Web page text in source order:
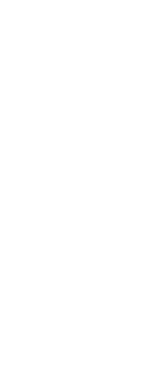
休息の日」にい
張っているあな
で、溜まった疲
、ご自身へ「特
さまのご来店
月)の空き状況の
21:00 〇(空きあ
れば19:20までと
います。【オス
出来ます♪フッ
【ご予約方